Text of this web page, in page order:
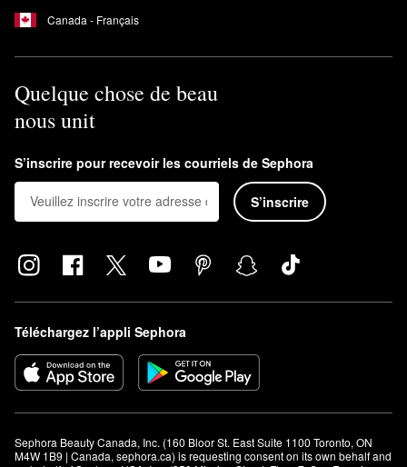
Canada - Français
Quelque chose de beau
nous unit
S’inscrire pour recevoir les courriels de Sephora
S’inscrire
Téléchargez l’appli Sephora
Sephora Beauty Canada, Inc. (160 Bloor St. East Suite 1100 Toronto, ON
M4W 1B9 | Canada, sephora.ca) is requesting consent on its own behalf and